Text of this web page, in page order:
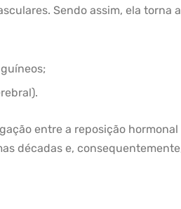
Sendo assim, ela torna
entre a reposição
décadas e,